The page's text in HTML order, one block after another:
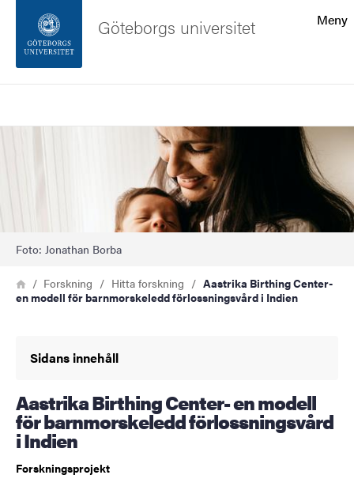
Sidfoten
Meny
Göteborgs universitet
Foto: Jonathan Borba
Länkstig
HemForskning Hitta forskning
Aastrika Birthing Center-
en modell för barnmorskeledd förlossningsvård i Indien
Sidans innehåll
Aastrika Birthing Center- en modell
för barnmorskeledd förlossningsvård
i Indien
Forskningsprojekt